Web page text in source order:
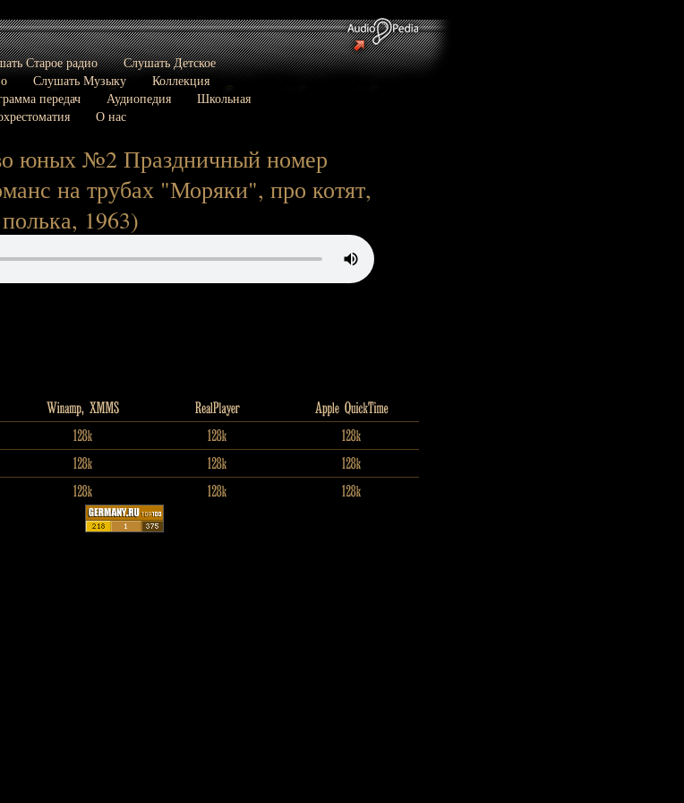
Старое радио
Слушать Детское
Слушать Музыку
Коллекция
передач
Аудиопедия
Школьная
О нас
юных №2 Праздничный номер
на трубах "Моряки", про котят,
1963)